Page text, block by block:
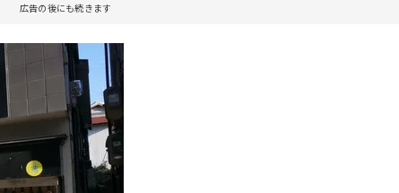
広告の後にも続きます